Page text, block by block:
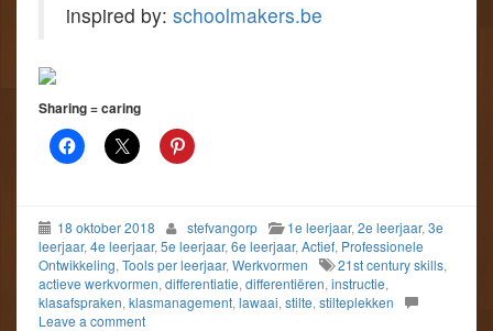
inspired by: schoolmakers.be
Sharing = caring
18 oktober 2018 stefvangorp 1e leerjaar, 2e leerjaar, 3e
leerjaar, 4e leerjaar, 5e leerjaar, 6e leerjaar, Actief, Professionele
Ontwikkeling, Tools per leerjaar, Werkvormen 21st century skills,
actieve werkvormen, differentiatie, differentiëren, instructie,
klasafspraken, klasmanagement, lawaai, stilte, stilteplekken
Leave a comment